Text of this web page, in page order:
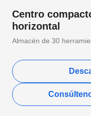
Centro
horizontal
Almacén de 30